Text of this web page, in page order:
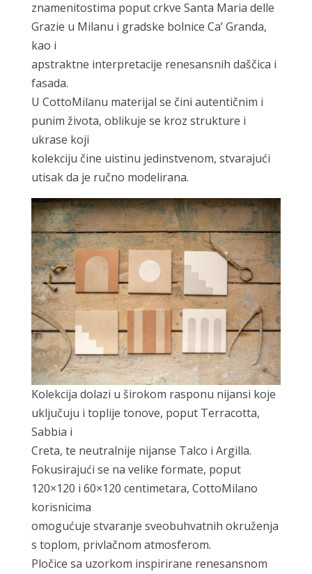
znamenitostima poput crkve Santa Maria delle
Grazie u Milanu i gradske bolnice Ca’ Granda,
kao i
apstraktne interpretacije renesansnih daščica i
fasada.
U CottoMilanu materijal se čini autentičnim i
punim života, oblikuje se kroz strukture i
ukrase koji
kolekciju čine uistinu jedinstvenom, stvarajući
utisak da je ručno modelirana.
Kolekcija dolazi u širokom rasponu nijansi koje
uključuju i toplije tonove, poput Terracotta,
Sabbia i
Creta, te neutralnije nijanse Talco i Argilla.
Fokusirajući se na velike formate, poput
120×120 i 60×120 centimetara, CottoMilano
korisnicima
omogućuje stvaranje sveobuhvatnih okruženja
s toplom, privlačnom atmosferom.
Pločice sa uzorkom inspirirane renesansnom